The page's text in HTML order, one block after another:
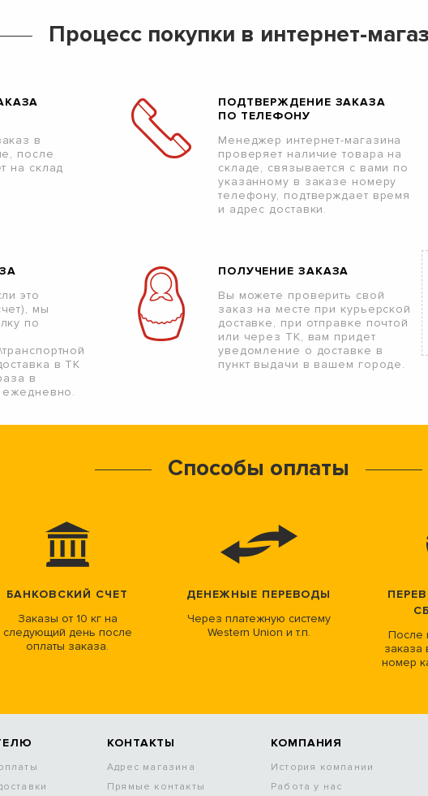
Процесс покупки в интернет-
в
после
на склад
ПОДТВЕРЖДЕНИЕ ЗАКАЗА
ПО ТЕЛЕФОНУ
Менеджер интернет-магазина
проверяет наличие товара на
складе, связывается с вами по
указанному в заказе номеру
телефону, подтверждает время
и адрес доставки.
это
мы
по
в ТК
в
ПОЛУЧЕНИЕ ЗАКАЗА
Вы можете проверить свой
заказ на месте при курьерской
доставке, при отправке почтой
или через ТК, вам придет
уведомление о доставке в
пункт выдачи в вашем городе.
Способы оплаты
БАНКОВСКИЙ СЧЕТ
Заказы от 10 кг на
следующий день после
оплаты заказа.
ДЕНЕЖНЫЕ ПЕРЕВОДЫ
Через платежную систему
Western Union и т.п.
После
заказа
номер
КОНТАКТЫ
Адрес магазина
Прямые контакты
КОМПАНИЯ
История компании
Работа у нас